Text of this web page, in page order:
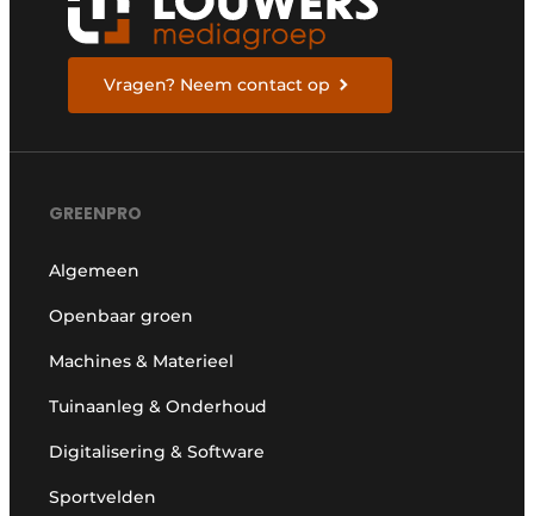
Vragen? Neem contact op
GREENPRO
Algemeen
Openbaar groen
Machines & Materieel
Tuinaanleg & Onderhoud
Digitalisering & Software
Sportvelden